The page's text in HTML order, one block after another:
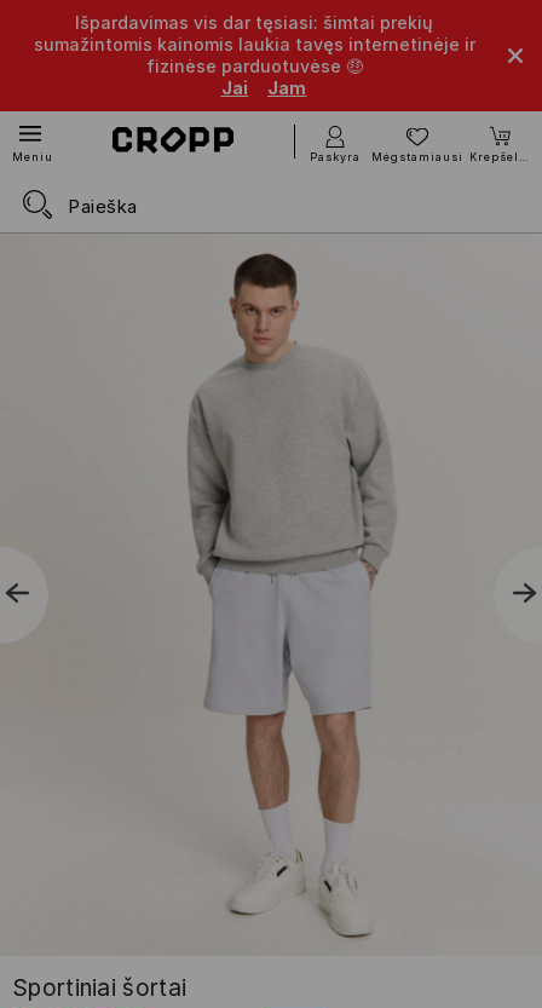
Išpardavimas vis dar tęsiasi: šimtai prekių
sumažintomis kainomis laukia tavęs internetinėje ir
fizinėse parduotuvėse 🤑
Jai
Jam
Meniu Paskyra Mėgstamiausi Krepšelis
Sportiniai šortai